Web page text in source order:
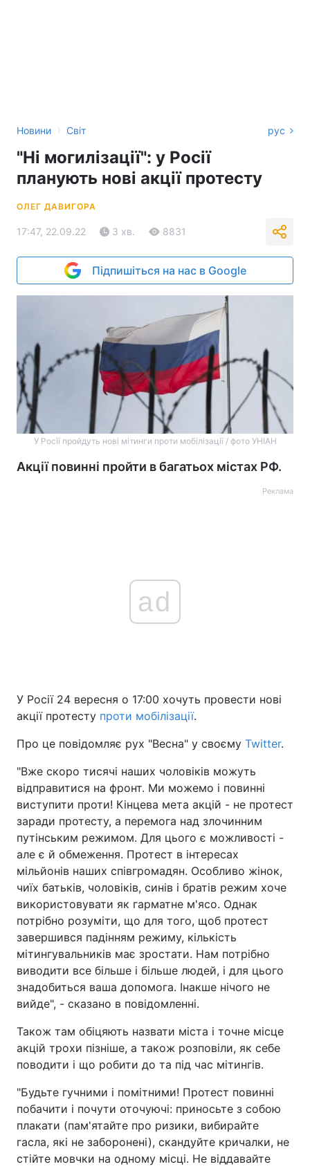
Новини › Світ рус
"Ні могилізації": у Росії
планують нові акції протесту
ОЛЕГ ДАВИГОРА
17:47, 22.09.22 3 хв. 8831
Підпишіться на нас в Google
У Росії пройдуть нові мітинги проти мобілізації / фото УНІАН
Акції повинні пройти в багатьох містах РФ.
Реклама
ad
У Росії 24 вересня о 17:00 хочуть провести нові
акції протесту проти мобілізації.
Про це повідомляє рух "Весна" у своєму Twitter.
"Вже скоро тисячі наших чоловіків можуть
відправитися на фронт. Ми можемо і повинні
виступити проти! Кінцева мета акцій - не протест
заради протесту, а перемога над злочинним
путінським режимом. Для цього є можливості -
але є й обмеження. Протест в інтересах
мільйонів наших співгромадян. Особливо жінок,
чиїх батьків, чоловіків, синів і братів режим хоче
використовувати як гарматне м'ясо. Однак
потрібно розуміти, що для того, щоб протест
завершився падінням режиму, кількість
мітингувальників має зростати. Нам потрібно
виводити все більше і більше людей, і для цього
знадобиться ваша допомога. Інакше нічого не
вийде", - сказано в повідомленні.
Також там обіцяють назвати міста і точне місце
акцій трохи пізніше, а також розповіли, як себе
поводити і що робити до та під час мітингів.
"Будьте гучними і помітними! Протест повинні
побачити і почути оточуючі: приносьте з собою
плакати (пам'ятайте про ризики, вибирайте
гасла, які не заборонені), скандуйте кричалки, не
стійте мовчки на одному місці. Не віддавайте